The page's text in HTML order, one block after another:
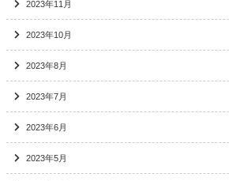
2023年11月
2023年10月
2023年8月
2023年7月
2023年6月
2023年5月